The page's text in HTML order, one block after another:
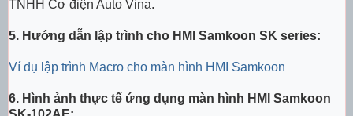
TNHH Cơ điện Auto Vina.
5. Hướng dẫn lập trình cho HMI Samkoon SK series:
Ví dụ lập trình Macro cho màn hình HMI Samkoon
6. Hình ảnh thực tế ứng dụng màn hình HMI Samkoon